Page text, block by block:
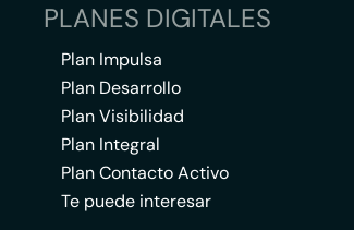
PLANES DIGITALES
Plan Impulsa
Plan Desarrollo
Plan Visibilidad
Plan Integral
Plan Contacto Activo
Te puede interesar